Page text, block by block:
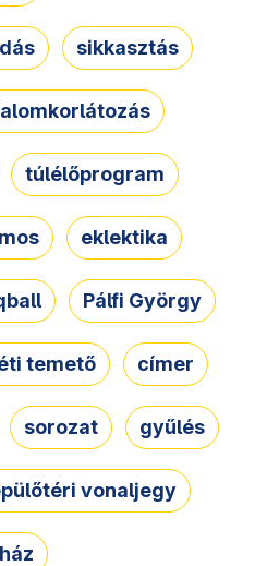
sikkasztás
túlélőprogram
eklektika
Pálfi György
temető címer
sorozat gyűlés
vonaljegy